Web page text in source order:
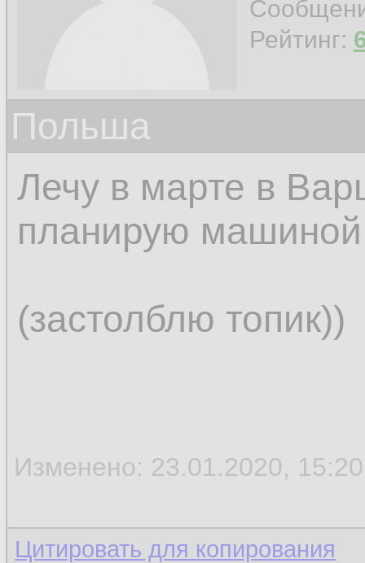
Рейтинг:
Польша
Лечу в марте в
планирую
(застолблю топик))
Изменено: 23.01.2020,
Цитировать для копирования